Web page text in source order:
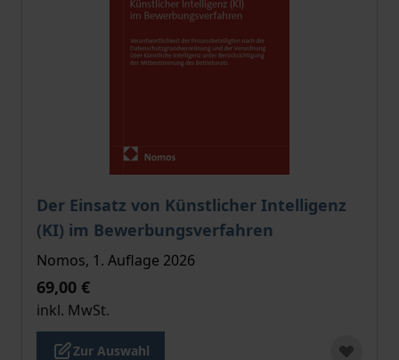
Der Einsatz von Künstlicher Intelligenz
(KI) im Bewerbungsverfahren
Der Preis dieses Titels richtet sich nach der
Nomos, 1. Auflage 2026
69,00 €
inkl. MwSt.
Zur Auswahl